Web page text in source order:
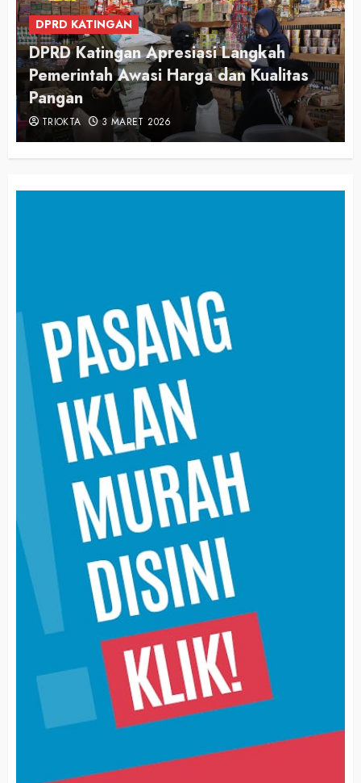
DPRD KATINGAN
DPRD Katingan Apresiasi Langkah
Pemerintah Awasi Harga dan Kualitas
Pangan
TRIOKTA 3 MARET 2026